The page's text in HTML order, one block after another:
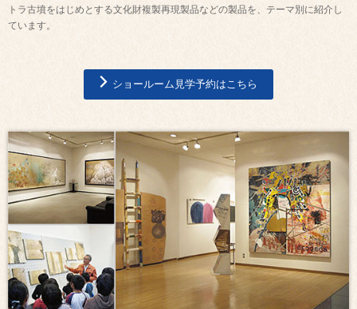
トラ古墳をはじめとする文化財複製再現製品などの製品を、テーマ別に紹介し
ています。
ショールーム見学予約はこちら